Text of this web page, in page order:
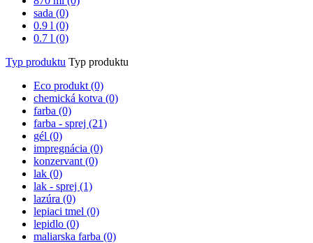
sada (0)
0.9 l (0)
0.7 l (0)
Typ produktu Typ produktu
Eco produkt (0)
chemická kotva (0)
farba (0)
farba - sprej (21)
gél (0)
impregnácia (0)
konzervant (0)
lak (0)
lak - sprej (1)
lazúra (0)
lepiaci tmel (0)
lepidlo (0)
maliarska farba (0)